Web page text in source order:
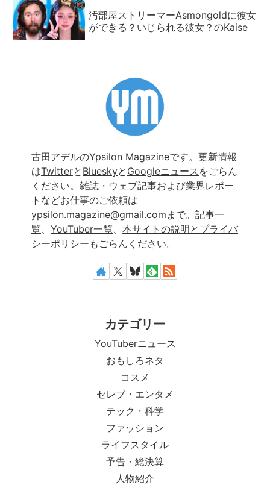
汚部屋ストリーマーAsmongoldに彼女
ができる？いじられる彼女？のKaise
古田アデルのYpsilon Magazineです。更新情報
はTwitterと Blueskyと Googleニュース をごらん
ください。雑誌・ウェブ記事および業界レポー
トなどお仕事のご依頼は
ypsilon.magazine@gmail.com まで。 記事一
覧
YouTuber一覧
本サイトの説明とプライバ
シーポリシー もごらんください。
カテゴリー
YouTuberニュース
おもしろネタ
コスメ
セレブ・エンタメ
テック・科学
ファッション
ライフスタイル
予告・総決算
人物紹介